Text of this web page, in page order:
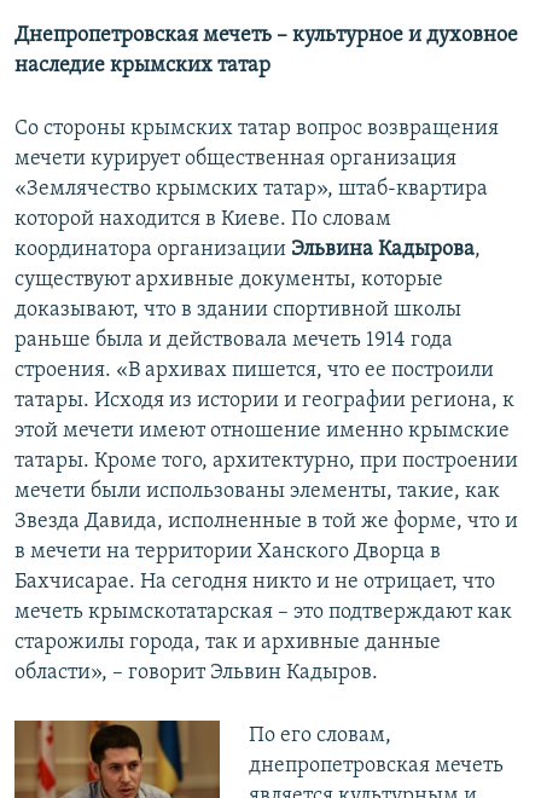
Днепропетровская мечеть – культурное и духовное
наследие крымских татар
Со стороны крымских татар вопрос возвращения
мечети курирует общественная организация
«Землячество крымских татар», штаб-квартира
которой находится в Киеве. По словам
координатора организации Эльвина Кадырова,
существуют архивные документы, которые
доказывают, что в здании спортивной школы
раньше была и действовала мечеть 1914 года
строения. «В архивах пишется, что ее построили
татары. Исходя из истории и географии региона, к
этой мечети имеют отношение именно крымские
татары. Кроме того, архитектурно, при построении
мечети были использованы элементы, такие, как
Звезда Давида, исполненные в той же форме, что и
в мечети на территории Ханского Дворца в
Бахчисарае. На сегодня никто и не отрицает, что
мечеть крымскотатарская – это подтверждают как
старожилы города, так и архивные данные
области», – говорит Эльвин Кадыров.
По его словам,
днепропетровская мечеть